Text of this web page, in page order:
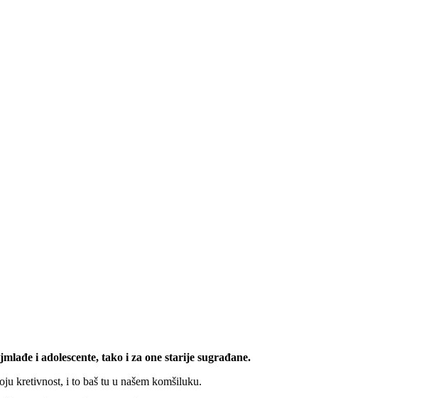
i adolescente, tako i za one starije sugrađane.
kretivnost, i to baš tu u našem komšiluku.